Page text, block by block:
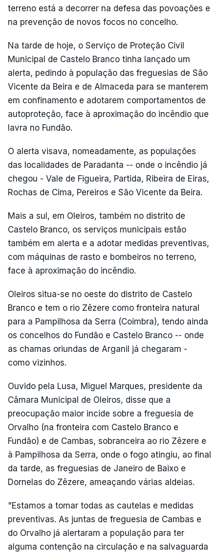
terreno está a decorrer na defesa das povoações e
na prevenção de novos focos no concelho.
Na tarde de hoje, o Serviço de Proteção Civil
Municipal de Castelo Branco tinha lançado um
alerta, pedindo à população das freguesias de São
Vicente da Beira e de Almaceda para se manterem
em confinamento e adotarem comportamentos de
autoproteção, face à aproximação do incêndio que
lavra no Fundão.
O alerta visava, nomeadamente, as populações
das localidades de Paradanta -- onde o incêndio já
chegou - Vale de Figueira, Partida, Ribeira de Eiras,
Rochas de Cima, Pereiros e São Vicente da Beira.
Mais a sul, em Oleiros, também no distrito de
Castelo Branco, os serviços municipais estão
também em alerta e a adotar medidas preventivas,
com máquinas de rasto e bombeiros no terreno,
face à aproximação do incêndio.
Oleiros situa-se no oeste do distrito de Castelo
Branco e tem o rio Zêzere como fronteira natural
para a Pampilhosa da Serra (Coimbra), tendo ainda
os concelhos do Fundão e Castelo Branco -- onde
as chamas oriundas de Arganil já chegaram -
como vizinhos.
Ouvido pela Lusa, Miguel Marques, presidente da
Câmara Municipal de Oleiros, disse que a
preocupação maior incide sobre a freguesia de
Orvalho (na fronteira com Castelo Branco e
Fundão) e de Cambas, sobranceira ao rio Zêzere e
à Pampilhosa da Serra, onde o fogo atingiu, ao final
da tarde, as freguesias de Janeiro de Baixo e
Dornelas do Zêzere, ameaçando várias aldeias.
"Estamos a tomar todas as cautelas e medidas
preventivas. As juntas de freguesia de Cambas e
do Orvalho já alertaram a população para ter
alguma contenção na circulação e na salvaguarda